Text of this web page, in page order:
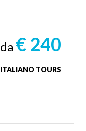
da € 240
TOURS